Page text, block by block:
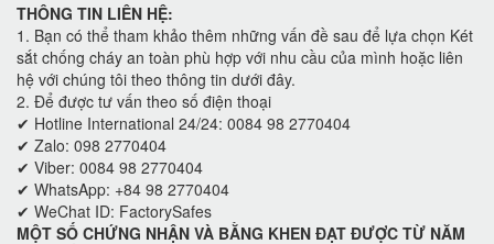
THÔNG TIN LIÊN HỆ:
1. Bạn có thể tham khảo thêm những vấn đề sau để lựa chọn Két
sắt chống cháy an toàn phù hợp với nhu cầu của mình hoặc liên
hệ với chúng tôi theo thông tin dưới đây.
2. Để được tư vấn theo số điện thoại
✔ Hotline International 24/24: 0084 98 2770404
✔ Zalo: 098 2770404
✔ Viber: 0084 98 2770404
✔ WhatsApp: +84 98 2770404
✔ WeChat ID: FactorySafes
MỘT SỐ CHỨNG NHẬN VÀ BẰNG KHEN ĐẠT ĐƯỢC TỪ NĂM